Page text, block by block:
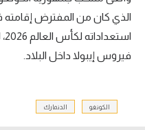
الذي كان من المفترض
فيروس إيبولا داخل البلاد.
الكونغو الدنمارك